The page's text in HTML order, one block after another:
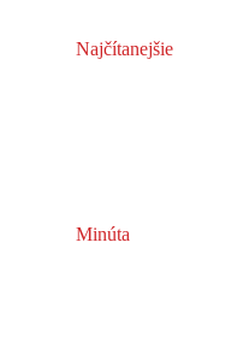
Najčítanejšie
Minúta